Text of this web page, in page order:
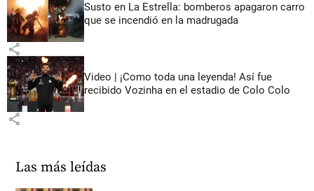
Susto en La Estrella: bomberos apagaron carro
que se incendió en la madrugada
share
Video | ¡Como toda una leyenda! Así fue
recibido Vozinha en el estadio de Colo Colo
share
Las más leídas